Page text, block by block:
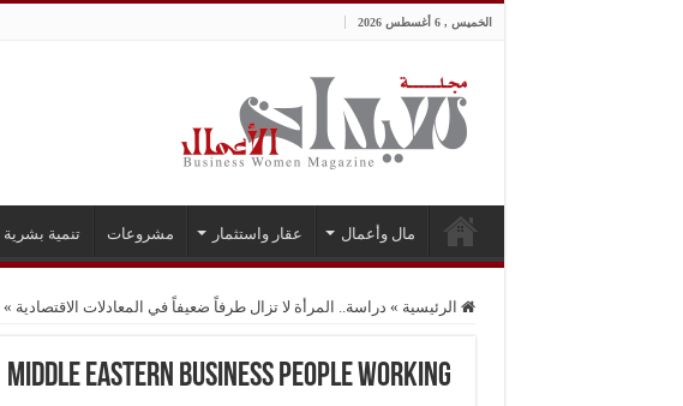
الخميس , 6 أغسطس 2026
مال وأعمال عقار واستثمار مشروعات تنمية بشرية
الرئيسية » دراسة.. المرأة لا تزال طرفاً ضعيفاً في المعادلات الاقتصادية »
Middle Eastern business people working